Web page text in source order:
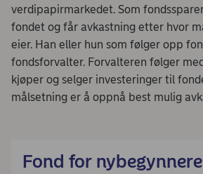
verdipapirmarkedet. Som
fondet og får avkastning etter hvor
eier. Han eller hun som følger opp
fondsforvalter. Forvalteren følger
kjøper og selger investeringer til
målsetning er å oppnå best mulig
Fond for nybegynnere